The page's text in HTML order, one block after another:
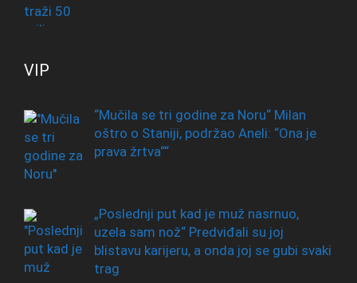
VIP
“Mučila se tri godine za Noru“ Milan
oštro o Staniji, podržao Aneli: “Ona je
prava žrtva““
„Poslednji put kad je muž nasrnuo,
uzela sam nož“ Predviđali su joj
blistavu karijeru, a onda joj se gubi svaki
trag